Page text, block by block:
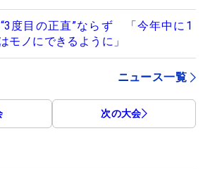
度目の正直”ならず 「今年中に1
モノにできるように」
ニュース一覧
次の大会